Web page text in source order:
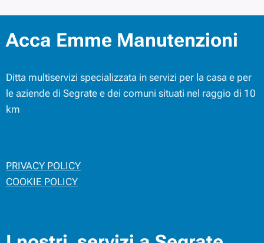
Acca Emme Manutenzioni
Ditta multiservizi specializzata in servizi per la casa e per
le aziende di Segrate e dei comuni situati nel raggio di 10
km
PRIVACY POLICY
COOKIE POLICY